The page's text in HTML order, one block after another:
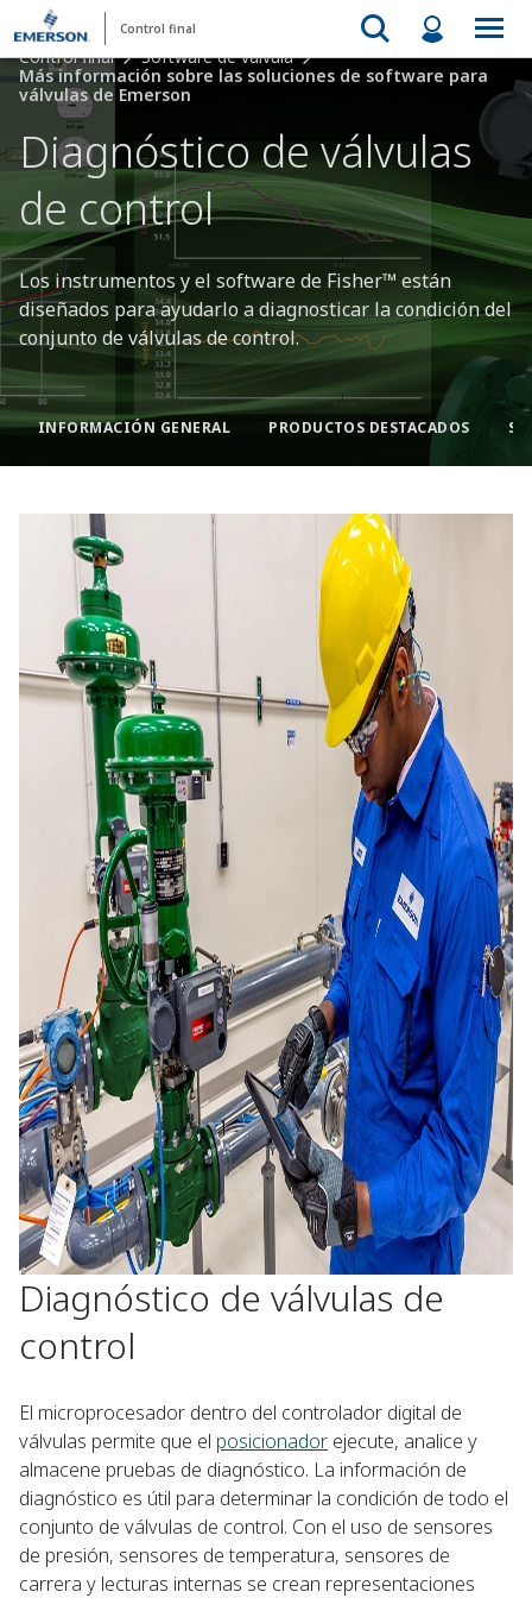
Control final
Control final
Software de válvula
Más información sobre las soluciones de software para
válvulas de Emerson
Diagnóstico de válvulas
de control
Los instrumentos y el software de Fisher™ están
diseñados para ayudarlo a diagnosticar la condición del
conjunto de válvulas de control.
INFORMACIÓN GENERAL PRODUCTOS DESTACADOS
Diagnóstico de válvulas de
control
El microprocesador dentro del controlador digital de
válvulas permite que el posicionador ejecute, analice y
almacene pruebas de diagnóstico. La información de
diagnóstico es útil para determinar la condición de todo el
conjunto de válvulas de control. Con el uso de sensores
de presión, sensores de temperatura, sensores de
carrera y lecturas internas se crean representaciones